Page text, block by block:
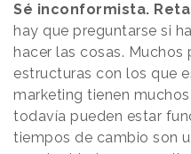
Sé inconformista.
hay que preguntarse si
hacer las cosas.
estructuras con los que
marketing tienen
todavía pueden estar
tiempos de cambio son